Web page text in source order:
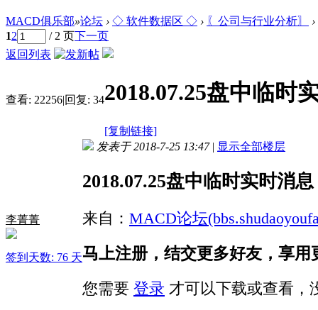
MACD俱乐部»论坛 › ◇ 软件数据区 ◇ › 〖公司与行业分析〗
›
12 / 2 页下一页
返回列表
查看: 22256|回复: 342018.07.25盘中临时
[复制链接]
李菁菁
签到天数: 76 天
发表于 2018-7-25 13:47 | 显示全部楼层
2018.07.25盘中临时实时消息
来自： MACD论坛
马上注册，结交更多好友，享
您需要 登录 才可以下载或查看，